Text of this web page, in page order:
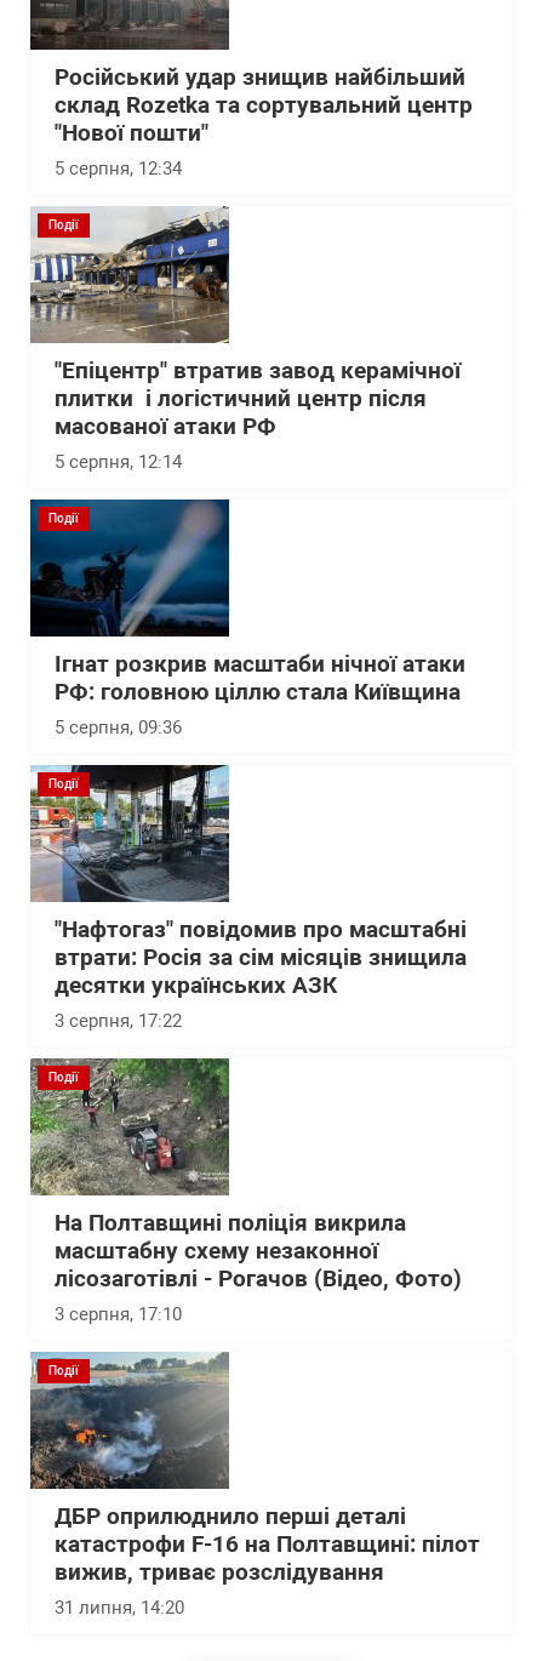
Російський удар знищив найбільший
склад Rozetka та сортувальний центр
"Нової пошти"
5 серпня, 12:34
Події
"Епіцентр" втратив завод керамічної
плитки і логістичний центр після
масованої атаки РФ
5 серпня, 12:14
Події
Ігнат розкрив масштаби нічної атаки
РФ: головною ціллю стала Київщина
5 серпня, 09:36
Події
"Нафтогаз" повідомив про масштабні
втрати: Росія за сім місяців знищила
десятки українських АЗК
3 серпня, 17:22
Події
На Полтавщині поліція викрила
масштабну схему незаконної
лісозаготівлі - Рогачов (Відео, Фото)
3 серпня, 17:10
Події
ДБР оприлюднило перші деталі
катастрофи F-16 на Полтавщині: пілот
вижив, триває розслідування
31 липня, 14:20